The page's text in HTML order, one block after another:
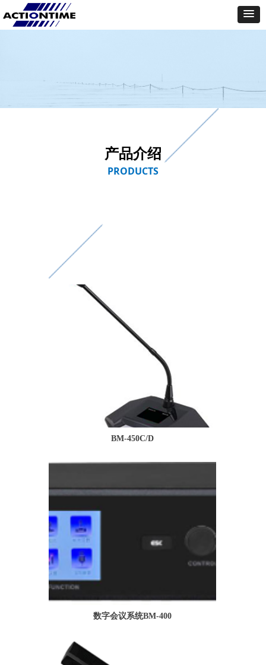
产品介绍
PRODUCTS
BM-450C/D
数字会议系统BM-400